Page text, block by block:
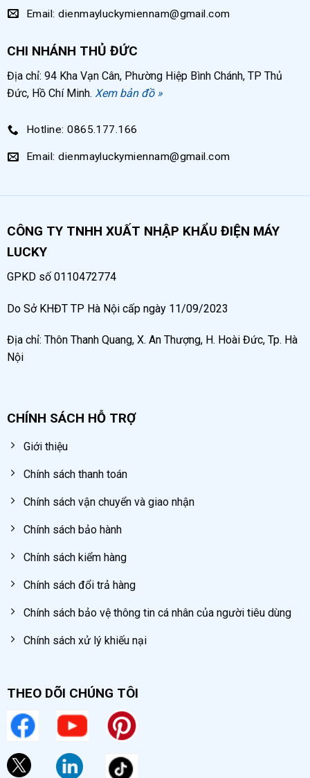
Email: dienmayluckymiennam@gmail.com
CHI NHÁNH THỦ ĐỨC
Địa chỉ: 94 Kha Vạn Cân, Phường Hiệp Bình Chánh, TP Thủ
Đức, Hồ Chí Minh. Xem bản đồ »
Hotline: 0865.177.166
Email: dienmayluckymiennam@gmail.com
CÔNG TY TNHH XUẤT NHẬP KHẨU ĐIỆN MÁY
LUCKY
GPKD số 0110472774
Do Sở KHĐT TP Hà Nội cấp ngày 11/09/2023
Địa chỉ: Thôn Thanh Quang, X. An Thượng, H. Hoài Đức, Tp. Hà
Nội
CHÍNH SÁCH HỖ TRỢ
Giới thiệu
Chính sách thanh toán
Chính sách vận chuyển và giao nhận
Chính sách bảo hành
Chính sách kiểm hàng
Chính sách đổi trả hàng
Chính sách bảo vệ thông tin cá nhân của người tiêu dùng
Chính sách xử lý khiếu nại
THEO DÕI CHÚNG TÔI